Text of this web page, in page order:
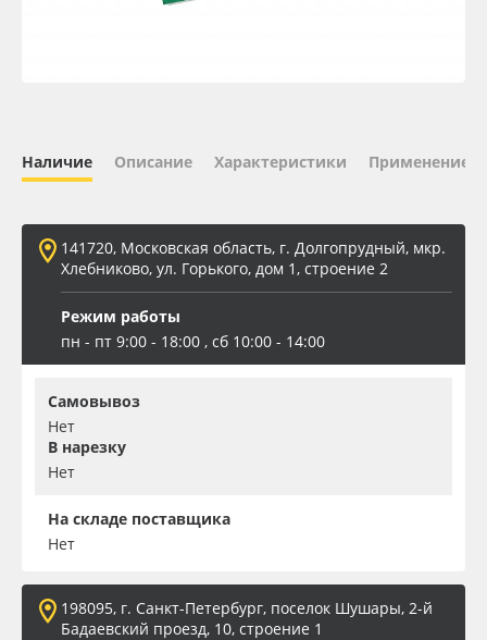
ПЭТ бэклит
Вспененный ПВХ
Заготовки для сувениров
Наличие Описание Характеристики Применение
141720, Московская область, г. Долгопрудный, мкр.
Хлебниково, ул. Горького, дом 1, строение 2
Режим работы
пн - пт 9:00 - 18:00 , сб 10:00 - 14:00
Самовывоз
Нет
В нарезку
Нет
На складе поставщика
Нет
198095, г. Санкт-Петербург, поселок Шушары, 2-й
Бадаевский проезд, 10, строение 1